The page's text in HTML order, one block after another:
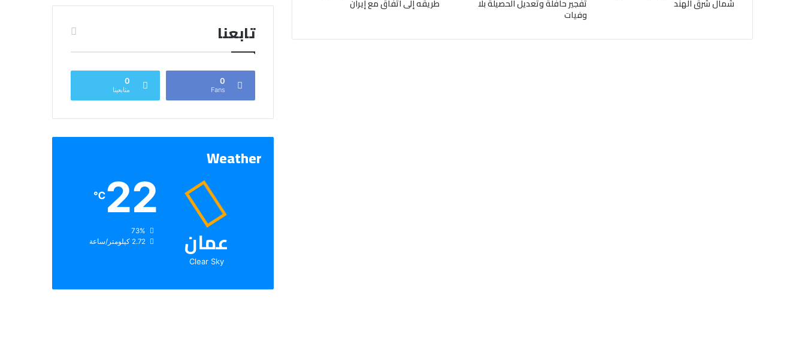
شمال شرق الهند تفجير حافلة وتعديل الحصيلة بلا
وفيات
طريقه إلى اتفاق مع إيران
تابعنا
0
Fans
0
متابعينا
Weather
عمان
Clear Sky
22
℃
الرطوبة:
الرياح:2.72 كيلومتر/ساعة